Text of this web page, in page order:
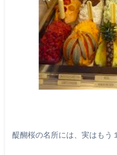
醍醐桜の名所には、実はもう